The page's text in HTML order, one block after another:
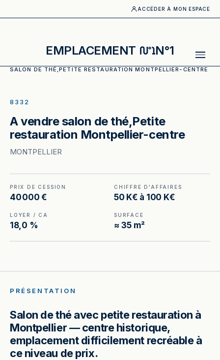
ACCÉDER À MON ESPACE
EMPLACEMENT N°1
SALON DE THÉ,PETITE RESTAURATION MONTPELLIER-CENTRE
8332
A vendre salon de thé,Petite
restauration Montpellier-centre
MONTPELLIER
PRIX DE CESSION
40 000 €
CHIFFRE D'AFFAIRES
50 K€ à 100 K€
LOYER / CA
18,0 %
SURFACE
≈ 35 m²
PRÉSENTATION
Salon de thé avec petite restauration à
Montpellier — centre historique,
emplacement difficilement recréable à
ce niveau de prix.